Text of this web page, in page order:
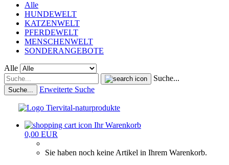
Alle
HUNDEWELT
KATZENWELT
PFERDEWELT
MENSCHENWELT
SONDERANGEBOTE
Alle
Suche...
Suche... Erweiterte Suche
Ihr Warenkorb
0,00 EUR
Sie haben noch keine Artikel in Ihrem Warenkorb.